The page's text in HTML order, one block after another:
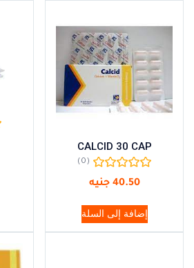
CALCID 30 CAP
(0)
40.50 جنيه
إضافة إلى السلة